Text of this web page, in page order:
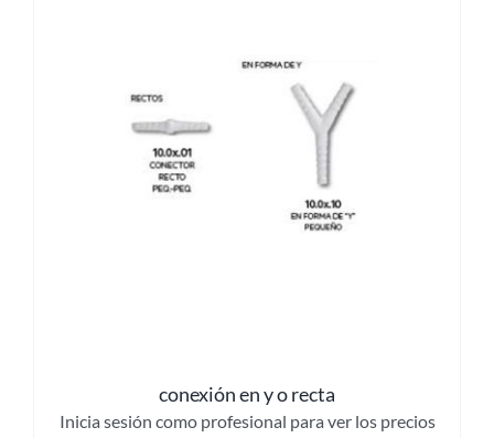
conexión en y o recta
Inicia sesión como profesional para ver los precios